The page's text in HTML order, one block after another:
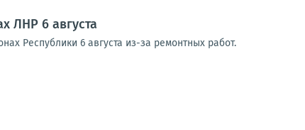
ЛНР 6 августа
Республики 6 августа из-за ремонтных работ.